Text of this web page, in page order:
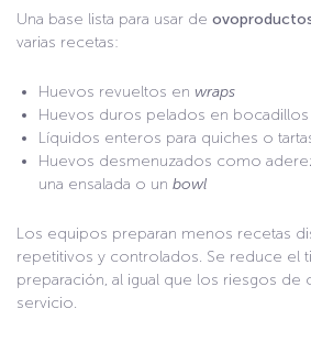
Una base lista para usar de
varias recetas:
Huevos revueltos en wraps
Huevos duros pelados en bocadillos
Líquidos enteros para quiches o
Huevos desmenuzados como
una ensalada o un bowl
Los equipos preparan menos recetas
repetitivos y controlados. Se reduce el
preparación, al igual que los riesgos
servicio.